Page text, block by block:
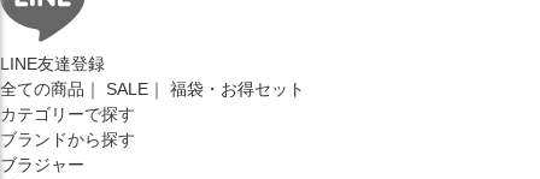
LINE友達登録
全ての商品 ｜ SALE ｜
福袋・お得セット
カテゴリーで探す
ブランドから探す
ブラジャー